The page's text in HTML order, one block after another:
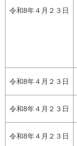
令和8年４月２３日
令和8年４月２３日
令和8年４月２３日
令和8年４月２３日